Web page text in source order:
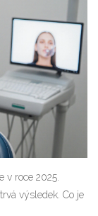
v roce 2025.
výsledek. Co je